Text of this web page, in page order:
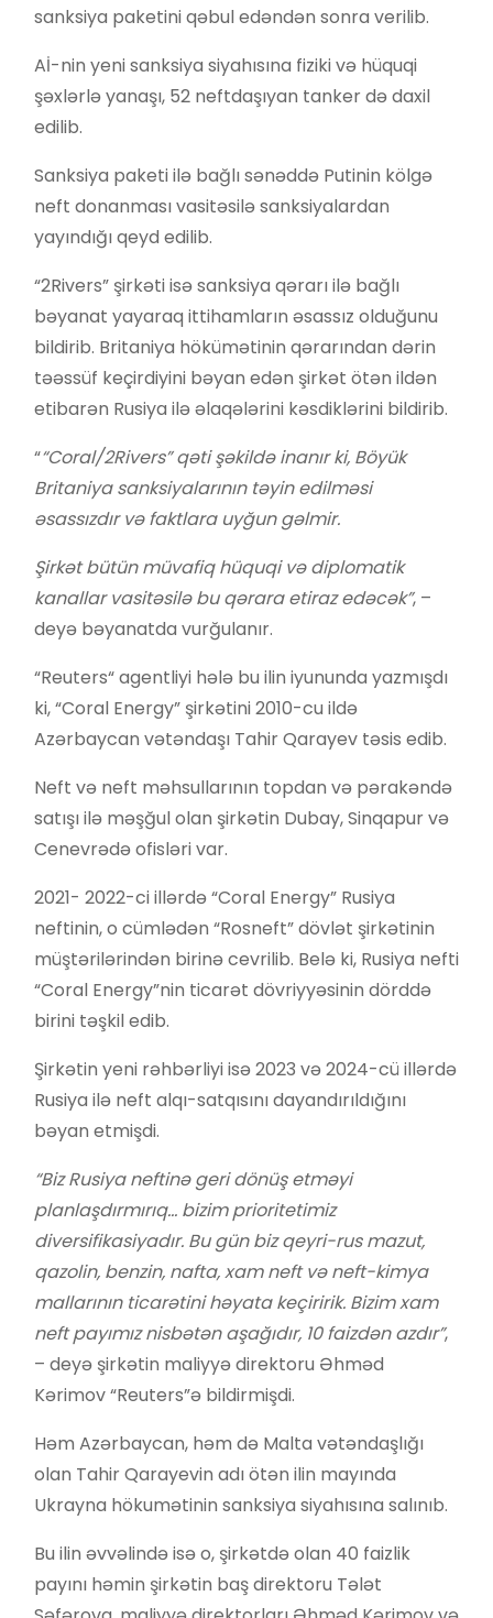
sanksiya paketini qəbul edəndən sonra verilib.
Aİ-nin yeni sanksiya siyahısına fiziki və hüquqi
şəxlərlə yanaşı, 52 neftdaşıyan tanker də daxil
edilib.
Sanksiya paketi ilə bağlı sənəddə Putinin kölgə
neft donanması vasitəsilə sanksiyalardan
yayındığı qeyd edilib.
“2Rivers” şirkəti isə sanksiya qərarı ilə bağlı
bəyanat yayaraq ittihamların əsassız olduğunu
bildirib. Britaniya hökümətinin qərarından dərin
təəssüf keçirdiyini bəyan edən şirkət ötən ildən
etibarən Rusiya ilə əlaqələrini kəsdiklərini bildirib.
““Coral/2Rivers” qəti şəkildə inanır ki, Böyük
Britaniya sanksiyalarının təyin edilməsi
əsassızdır və faktlara uyğun gəlmir.
Şirkət bütün müvafiq hüquqi və diplomatik
kanallar vasitəsilə bu qərara etiraz edəcək”, –
deyə bəyanatda vurğulanır.
“Reuters“ agentliyi hələ bu ilin iyununda yazmışdı
ki, “Coral Energy” şirkətini 2010-cu ildə
Azərbaycan vətəndaşı Tahir Qarayev təsis edib.
Neft və neft məhsullarının topdan və pərakəndə
satışı ilə məşğul olan şirkətin Dubay, Sinqapur və
Cenevrədə ofisləri var.
2021- 2022-ci illərdə “Coral Energy” Rusiya
neftinin, o cümlədən “Rosneft” dövlət şirkətinin
müştərilərindən birinə cevrilib. Belə ki, Rusiya nefti
“Coral Energy”nin ticarət dövriyyəsinin dörddə
birini təşkil edib.
Şirkətin yeni rəhbərliyi isə 2023 və 2024-cü illərdə
Rusiya ilə neft alqı-satqısını dayandırıldığını
bəyan etmişdi.
“Biz Rusiya neftinə geri dönüş etməyi
planlaşdırmırıq… bizim prioritetimiz
diversifikasiyadır. Bu gün biz qeyri-rus mazut,
qazolin, benzin, nafta, xam neft və neft-kimya
mallarının ticarətini həyata keçiririk. Bizim xam
neft payımız nisbətən aşağıdır, 10 faizdən azdır”,
– deyə şirkətin maliyyə direktoru Əhməd
Kərimov “Reuters”ə bildirmişdi.
Həm Azərbaycan, həm də Malta vətəndaşlığı
olan Tahir Qarayevin adı ötən ilin mayında
Ukrayna hökumətinin sanksiya siyahısına salınıb.
Bu ilin əvvəlində isə o, şirkətdə olan 40 faizlik
payını həmin şirkətin baş direktoru Tələt